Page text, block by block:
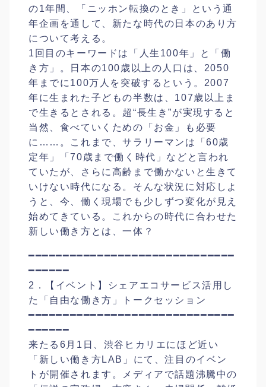
の1年間、「ニッホン転換のとき」という通
年企画を通して、新たな時代の日本のあり方
について考える。
1回目のキーワードは「人生100年」と「働
き方」。日本の100歳以上の人口は、2050
年までに100万人を突破するという。2007
年に生まれた子どもの半数は、107歳以上ま
で生きるとされる。超“長生き”が実現すると
当然、食べていくための「お金」も必要
に……。これまで、サラリーマンは「60歳
定年」「70歳まで働く時代」などと言われ
ていたが、さらに高齢まで働かないと生きて
いけない時代になる。そんな状況に対応しよ
うと、今、働く現場でも少しずつ変化が見え
始めてきている。これからの時代に合わせた
新しい働き方とは、一体？
━━━━━━━━━━━━━━━━━━━━━━━━━━━━━━
━━━━━━
2．【イベント】シェアエコサービス活用し
た「自由な働き方」トークセッション
━━━━━━━━━━━━━━━━━━━━━━━━━━━━━━
━━━━━━
来たる6月1日、渋谷ヒカリエにほど近い
「新しい働き方LAB」にて、注目のイベン
トが開催されます。メディアで話題沸騰中の